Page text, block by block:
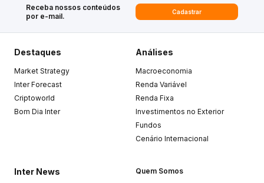
Receba nossos conteúdos
por e-mail.
Cadastrar
Destaques
Market Strategy
Inter Forecast
Criptoworld
Bom Dia Inter
Análises
Macroeconomia
Renda Variável
Renda Fixa
Investimentos no Exterior
Fundos
Cenário Internacional
Inter News
Quem Somos